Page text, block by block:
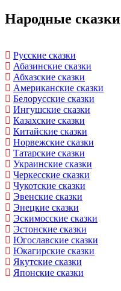
Народные сказки
Русские сказки
Абазинские сказки
Абхазские сказки
Американские сказки
Белорусские сказки
Ингушские сказки
Казахские сказки
Китайские сказки
Норвежские сказки
Татарские сказки
Украинские сказки
Черкесские сказки
Чукотские сказки
Эвенские сказки
Энецкие сказки
Эскимосские сказки
Эстонские сказки
Югославские сказки
Юкагирские сказки
Якутские сказки
Японские сказки